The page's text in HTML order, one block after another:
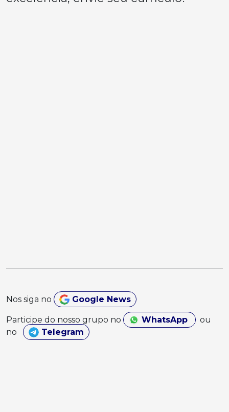
Nos siga no Google News
Participe do nosso grupo no WhatsApp
ou
no
Telegram